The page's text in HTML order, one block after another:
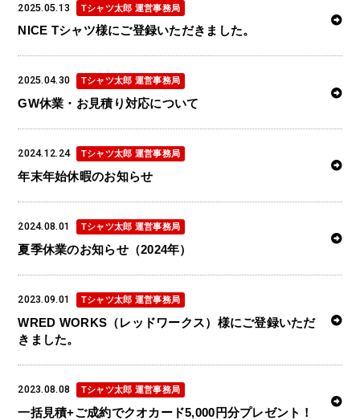
2025.05.13 Tシャツ太郎 運営事務局
NICE Tシャツ様にご登録いただきました。
2025.04.30 Tシャツ太郎 運営事務局
GW休業・お見積り対応について
2024.12.24 Tシャツ太郎 運営事務局
年末年始休暇のお知らせ
2024.08.01 Tシャツ太郎 運営事務局
夏季休業のお知らせ（2024年）
2023.09.01 Tシャツ太郎 運営事務局
WRED WORKS（レッドワークス）様にご登録いただ
きました。
2023.08.08 Tシャツ太郎 運営事務局
一括見積+ご成約でクオカード5,000円分プレゼント！